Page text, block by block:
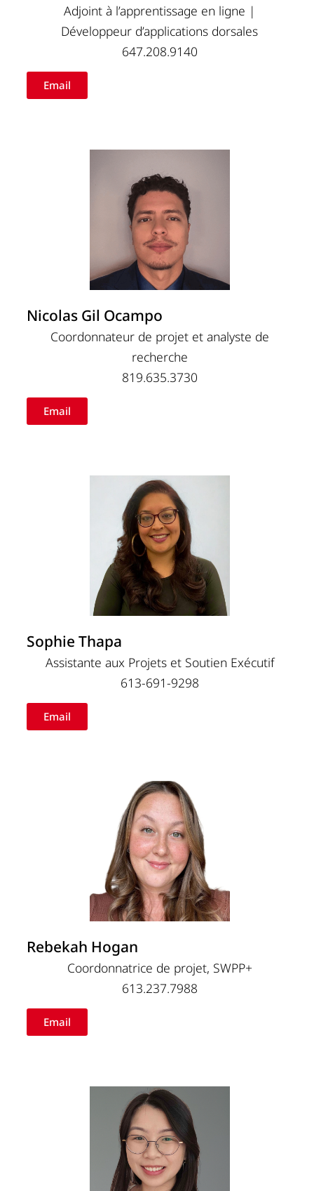
Adjoint à l’apprentissage en ligne |
Développeur d’applications dorsales
647.208.9140
Email
Nicolas Gil Ocampo
Coordonnateur de projet et analyste de
recherche
819.635.3730
Email
Sophie Thapa
Assistante aux Projets et Soutien Exécutif
613-691-9298
Email
Rebekah Hogan
Coordonnatrice de projet, SWPP+
613.237.7988
Email